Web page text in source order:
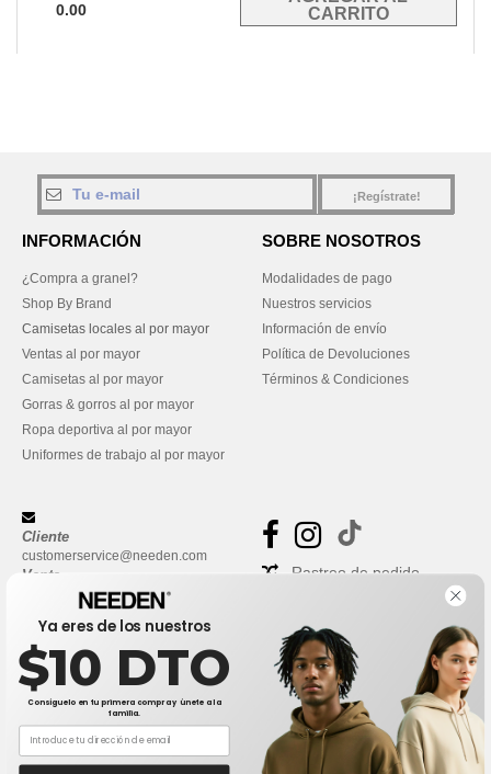
0.00
¡Regístrate!
INFORMACIÓN
¿Compra a granel?
Shop By Brand
Camisetas locales al por mayor
Ventas al por mayor
Camisetas al por mayor
Gorras & gorros al por mayor
Ropa deportiva al por mayor
Uniformes de trabajo al por mayor
SOBRE NOSOTROS
Modalidades de pago
Nuestros servicios
Información de envío
Política de Devoluciones
Términos & Condiciones
Cliente
customerservice@needen.com
Venta
sales@needen.com
Rastreo de pedido
Ya eres de los nuestros
$10 DTO
Consíguelo en tu primera compra y únete a la
familia.